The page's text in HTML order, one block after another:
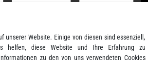
unserer Website. Einige von diesen sind essenziell,
helfen, diese Website und Ihre Erfahrung zu
zu den von uns verwendeten Cookies